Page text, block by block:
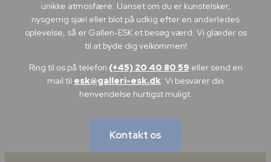
unikke atmosfære. Uanset om du er kunstelsker,
nysgerrig sjæl eller blot på udkig efter en anderledes
oplevelse, så er Galleri-ESK et besøg værd. Vi glæder os
til at byde dig velkommen!
Ring til os på telefon (+45) 20 40 80 59 eller send en
mail til esk@galleri-esk.dk. Vi besvarer din
henvendelse hurtigst muligt.
Kontakt os